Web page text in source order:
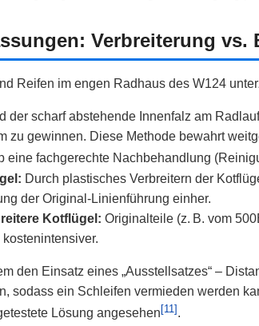
Verbreiterung vs.
Reifen im engen Radhaus des W124
der scharf abstehende Innenfalz am
zu gewinnen. Diese Methode bewahrt
eine fachgerechte Nachbehandlung
Durch plastisches Verbreitern der
der Original-Linienführung einher.
Kotflügel: Originalteile (z. B. vom
den Einsatz eines „Ausstellsatzes“ –
sodass ein Schleifen vermieden werden
Lösung angesehen[11].